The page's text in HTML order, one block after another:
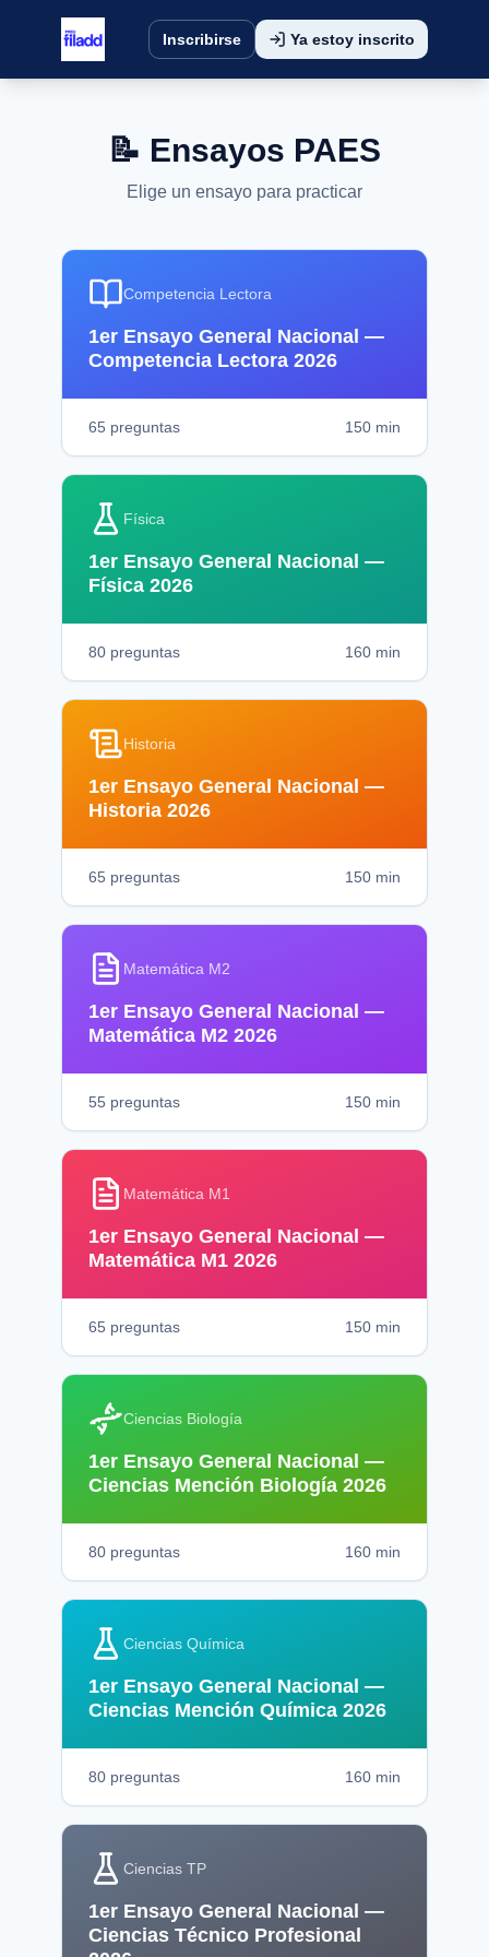
Inscribirse Ya estoy inscrito
📝 Ensayos PAES
Elige un ensayo para practicar
Competencia Lectora
1er Ensayo General Nacional —
Competencia Lectora 2026
65 preguntas 150 min
Física
1er Ensayo General Nacional —
Física 2026
80 preguntas 160 min
Historia
1er Ensayo General Nacional —
Historia 2026
65 preguntas 150 min
Matemática M2
1er Ensayo General Nacional —
Matemática M2 2026
55 preguntas 150 min
Matemática M1
1er Ensayo General Nacional —
Matemática M1 2026
65 preguntas 150 min
Ciencias Biología
1er Ensayo General Nacional —
Ciencias Mención Biología 2026
80 preguntas 160 min
Ciencias Química
1er Ensayo General Nacional —
Ciencias Mención Química 2026
80 preguntas 160 min
Ciencias TP
1er Ensayo General Nacional —
Ciencias Técnico Profesional